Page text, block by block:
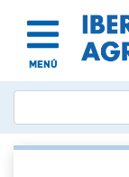
MENÚ